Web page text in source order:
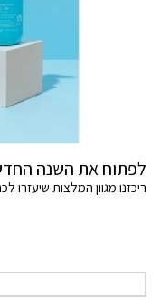
לפתוח את השנה
ריכזנו מגוון המלצות